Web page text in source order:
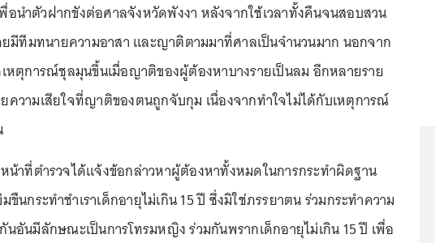
อนำตัวฝากขังต่อศาลจังหวัดพังงา หลังจากใช้เวลาทั้งคืนจนสอบสวน
ยมีทีมทนายความอาสา และญาติตามมาที่ศาลเป็นจำนวนมาก นอกจาก
หตุการณ์ชุลมุนขึ้นเมื่อญาติของผู้ต้องหาบางรายเป็นลม อีกหลายราย
ความเสียใจที่ญาติของตนถูกจับกุม เนื่องจากทำใจไม่ได้กับเหตุการณ์
น้าที่ตำรวจได้แจ้งข้อกล่าวหาผู้ต้องหาทั้งหมดในการกระทำผิดฐาน
ขืนกระทำชำเราเด็กอายุไม่เกิน 15 ปี ซึ่งมิใช่ภรรยาตน ร่วมกระทำความ
อันมีลักษณะเป็นการโทรมหญิง ร่วมกันพรากเด็กอายุไม่เกิน 15 ปี เพื่อ